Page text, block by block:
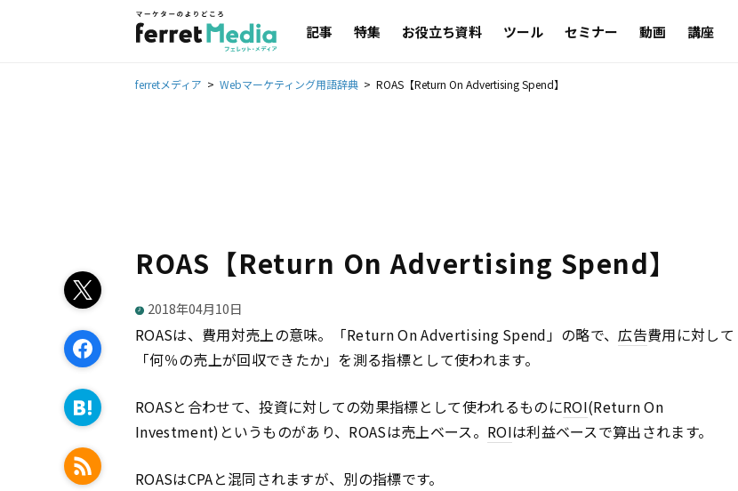
記事 特集 お役立ち資料 ツール セミナー 動画 講座
ferretメディア Webマーケティング用語辞典 ROAS【Return On Advertising Spend】
ROAS【Return On Advertising Spend】
2018年04月10日
ROASは、費用対売上の意味。「Return On Advertising Spend」の略で、広告費用に対して
「何％の売上が回収できたか」を測る指標として使われます。
ROASと合わせて、投資に対しての効果指標として使われるものにROI(Return On
Investment)というものがあり、ROASは売上ベース。 ROIは利益ベースで算出されます。
ROASはCPAと混同されますが、別の指標です。